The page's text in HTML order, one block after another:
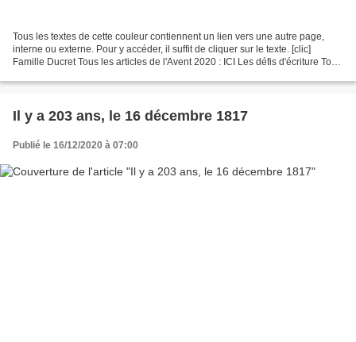
Tous les textes de cette couleur contiennent un lien vers une autre page,
interne ou externe. Pour y accéder, il suffit de cliquer sur le texte. [clic]
Famille Ducret Tous les articles de l'Avent 2020 : ICI Les défis d'écriture Tout,
Il y a 203 ans, le 16 décembre 1817
Publié le 16/12/2020 à 07:00